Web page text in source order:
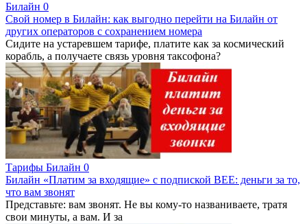
Билайн 0
Свой номер в Билайн: как выгодно перейти на Билайн от
других операторов с сохранением номера
Сидите на устаревшем тарифе, платите как за космический
корабль, а получаете связь уровня таксофона?
Тарифы Билайн 0
Билайн «Платим за входящие» с подпиской BEE: деньги за то,
что вам звонят
Представьте: вам звонят. Не вы кому-то названиваете, тратя
свои минуты, а вам. И за